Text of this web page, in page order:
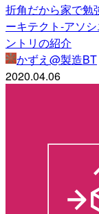
折角だから家で勉
ーキテクト-アソ
ントリの紹介
かずえ@製造BT
2020.04.06